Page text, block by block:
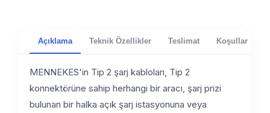
Açıklama Teknik Özellikler Teslimat Koşullar
MENNEKES'in Tip 2 şarj kabloları, Tip 2
konnektörüne sahip herhangi bir aracı, şarj prizi
bulunan bir halka açık şarj istasyonuna veya